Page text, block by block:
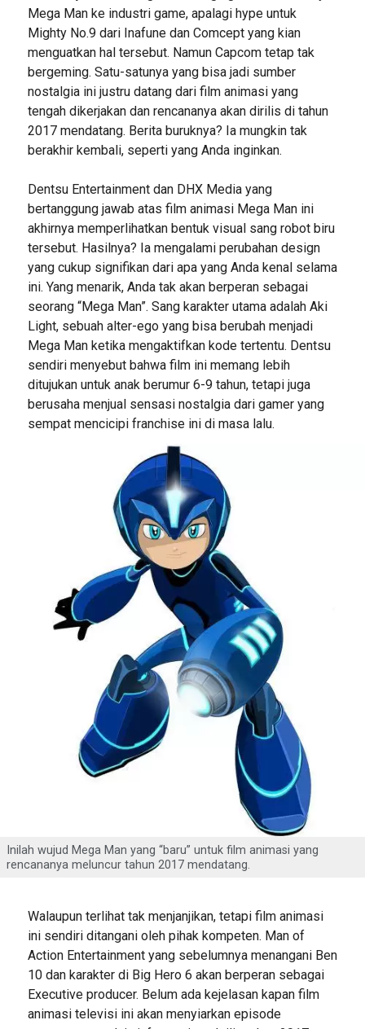
Mega Man ke industri game, apalagi hype untuk
Mighty No.9 dari Inafune dan Comcept yang kian
menguatkan hal tersebut. Namun Capcom tetap tak
bergeming. Satu-satunya yang bisa jadi sumber
nostalgia ini justru datang dari film animasi yang
tengah dikerjakan dan rencananya akan dirilis di tahun
2017 mendatang. Berita buruknya? Ia mungkin tak
berakhir kembali, seperti yang Anda inginkan.
Dentsu Entertainment dan DHX Media yang
bertanggung jawab atas film animasi Mega Man ini
akhirnya memperlihatkan bentuk visual sang robot biru
tersebut. Hasilnya? Ia mengalami perubahan design
yang cukup signifikan dari apa yang Anda kenal selama
ini. Yang menarik, Anda tak akan berperan sebagai
seorang “Mega Man”. Sang karakter utama adalah Aki
Light, sebuah alter-ego yang bisa berubah menjadi
Mega Man ketika mengaktifkan kode tertentu. Dentsu
sendiri menyebut bahwa film ini memang lebih
ditujukan untuk anak berumur 6-9 tahun, tetapi juga
berusaha menjual sensasi nostalgia dari gamer yang
sempat mencicipi franchise ini di masa lalu.
Inilah wujud Mega Man yang “baru” untuk film animasi yang
rencananya meluncur tahun 2017 mendatang.
Walaupun terlihat tak menjanjikan, tetapi film animasi
ini sendiri ditangani oleh pihak kompeten. Man of
Action Entertainment yang sebelumnya menangani Ben
10 dan karakter di Big Hero 6 akan berperan sebagai
Executive producer. Belum ada kejelasan kapan film
animasi televisi ini akan menyiarkan episode